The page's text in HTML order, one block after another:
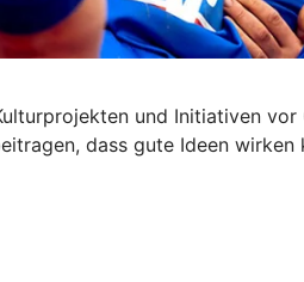
und Initiativen
dass gute Ideen